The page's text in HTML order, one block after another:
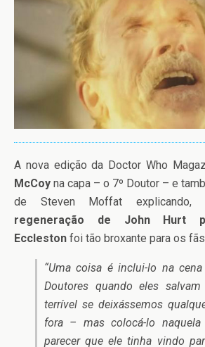
A nova edição da Doctor Who
McCoy na capa – o 7º Doutor – e
de Steven Moffat explicando,
regeneração de John Hurt
Eccleston foi tão broxante para os
“Uma coisa é inclui-lo na
Doutores quando eles
terrível se deixássemos
fora – mas colocá-lo
parecer que ele tinha vindo